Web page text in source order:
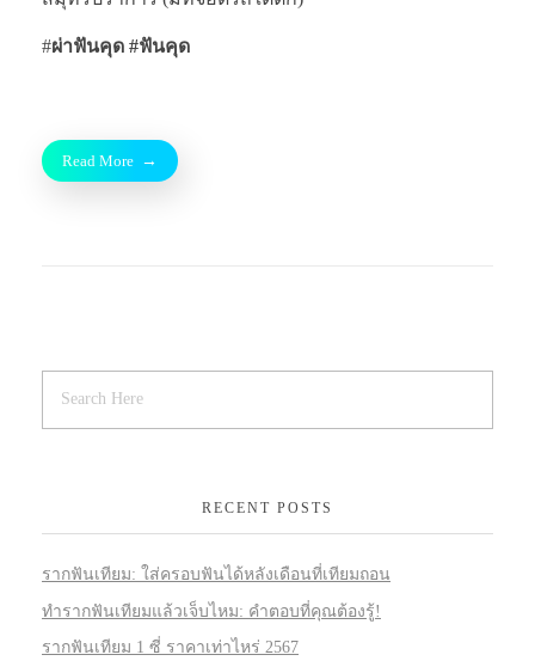
#ผ่าฟันคุด #ฟันคุด
Read More
RECENT POSTS
รากฟันเทียม: ใส่ครอบฟันได้หลังเดือนที่เทียมถอน
ทำรากฟันเทียมแล้วเจ็บไหม: คำตอบที่คุณต้องรู้!
รากฟันเทียม 1 ซี่ ราคาเท่าไหร่ 2567